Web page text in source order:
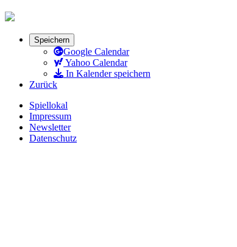
Speichern
Google Calendar
Yahoo Calendar
In Kalender speichern
Zurück
Spiellokal
Impressum
Newsletter
Datenschutz